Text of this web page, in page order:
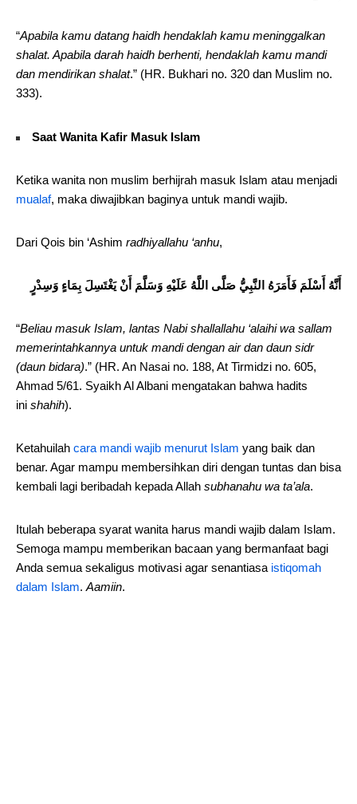
“Apabila kamu datang haidh hendaklah kamu meninggalkan
shalat. Apabila darah haidh berhenti, hendaklah kamu mandi
dan mendirikan shalat.” (HR. Bukhari no. 320 dan Muslim no.
333).
Saat Wanita Kafir Masuk Islam
Ketika wanita non muslim berhijrah masuk Islam atau menjadi
mualaf, maka diwajibkan baginya untuk mandi wajib.
Dari Qois bin ‘Ashim radhiyallahu ‘anhu,
أَنَّهُ أَسْلَمَ فَأَمَرَهُ النَّبِيُّ صَلَّى اللَّهُ عَلَيْهِ وَسَلَّمَ أَنْ يَغْتَسِلَ بِمَاءٍ وَسِدْرٍ
“Beliau masuk Islam, lantas Nabi shallallahu ‘alaihi wa sallam
memerintahkannya untuk mandi dengan air dan daun sidr
(daun bidara).” (HR. An Nasai no. 188, At Tirmidzi no. 605,
Ahmad 5/61. Syaikh Al Albani mengatakan bahwa hadits
ini shahih).
Ketahuilah cara mandi wajib menurut Islam yang baik dan
benar. Agar mampu membersihkan diri dengan tuntas dan bisa
kembali lagi beribadah kepada Allah subhanahu wa ta’ala.
Itulah beberapa syarat wanita harus mandi wajib dalam Islam.
Semoga mampu memberikan bacaan yang bermanfaat bagi
Anda semua sekaligus motivasi agar senantiasa istiqomah
dalam Islam. Aamiin.